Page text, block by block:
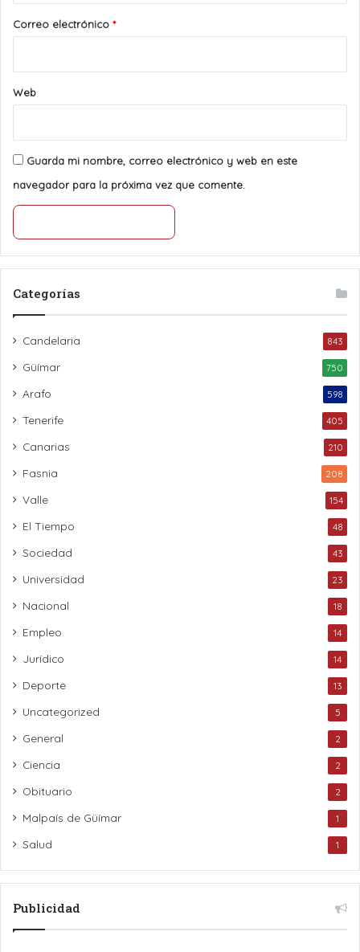
*Correo electrónico *
Web
Guarda mi nombre, correo electrónico y web en este
navegador para la próxima vez que comente.
Categorías
Candelaria 843
Güímar 750
Arafo 598
Tenerife 405
Canarias 210
Fasnia 208
Valle 154
El Tiempo 48
Sociedad 43
Universidad 23
Nacional 18
Empleo 14
Jurídico 14
Deporte 13
Uncategorized 5
General 2
Ciencia 2
Obituario 2
Malpaís de Güímar 1
Salud 1
Publicidad